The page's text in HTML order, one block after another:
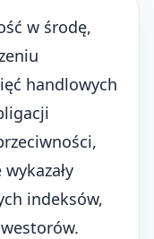
w środę,
handlowych
indeksów,